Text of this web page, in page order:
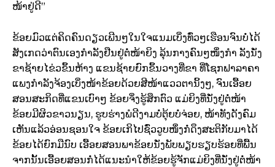
ໜ້າຢູ່ດີ”
ຂ້ອຍມົວແຕ່ຄິດຄົນດຽວເພີນໆໃນໃຈແນມເບິ່ງທົ່ວໆເຮືອນຈົນບໍ່ໄດ້
ສັງເກດວ່າຕົນເອງກຳລັງຢືນຢູ່ຕໍ່ໜ້າຍິງ ລຸ້ນກາງຄົນໆໜຶ່ງກຳ ລັງນັ່ງ
ຂາຊ້າຍໄຂ່ວຂຶ້ນຫ້າງ ແຂນຊ້າຍຍົກຂຶ້ນວາງທີ່ຂາ ທີ່ໂຊກຟາລາຄາ
ແພງກຳລັງຈ້ອງເບິ່ງໜ້າຂ້ອຍດ້ວຍສີໜ້າແວວຕານິ້ງໆ, ຈົນເອື້ອຍ
ສອນສະກິດທີ່ແຂນເບົາໆ ຂ້ອຍຈິ່ງຮູ້ສຶກຕົວ ແມ່ຍິງທີ່ນັ່ງຢູ່ຕໍ່ໜ້າ
ຂ້ອຍມີຜິວຂາວນຽນ, ຮູບຮ່າງພໍດີງາມບໍ່ຕຸ້ຍບໍ່ຈ່ອຍ, ໜ້າທັງດັງຄົມ
ເຫັນແລ້ວອ່ອນຊອນໃຈ ຂ້ອຍເກິໄປຊົ່ວວູບໜຶ່ງກໍ່ດຶງສະຕິກັບມາໄດ້
ຂ້ອຍໄດ້ຍົກມືນົບ ເອື້ອຍສອນພາຂ້ອຍນັ່ງພັບພຽບຮຽບຮ້ອຍທີ່ພື້ນ
ຈາກນັ້ນເອື້ອຍສອນກໍ່ໄດ້ແນະນຳໃຫ້ຂ້ອຍຮູ້ຈັກແມ່ຍິງທີ່ນັ່ງຢູ່ຕໍ່ໜ້າ